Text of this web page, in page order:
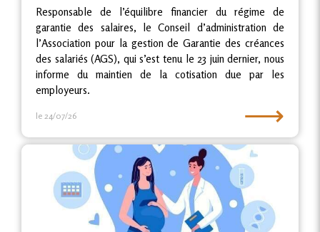
Responsable de l’équilibre financier du régime de
garantie des salaires, le Conseil d’administration de
l’Association pour la gestion de Garantie des créances
des salariés (AGS), qui s’est tenu le 23 juin dernier, nous
informe du maintien de la cotisation due par les
employeurs.
le 24/07/26 ⟶